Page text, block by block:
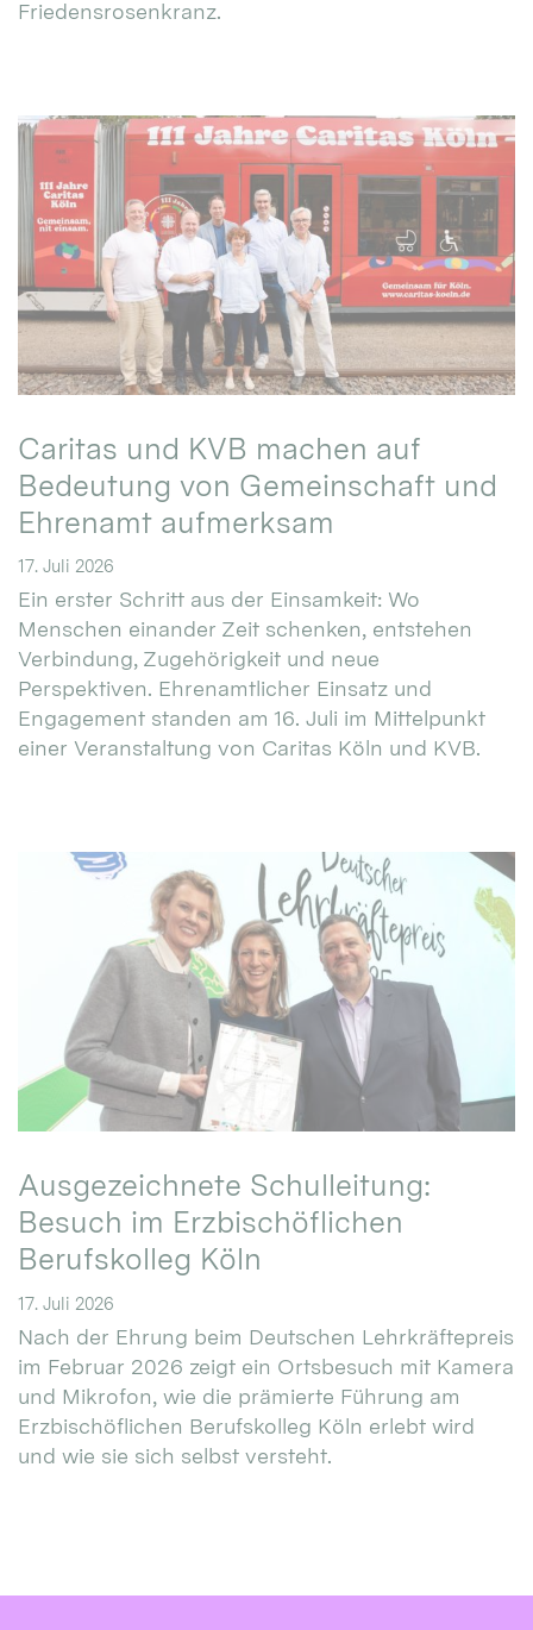
Friedensrosenkranz.
Caritas und KVB machen auf
Bedeutung von Gemeinschaft und
Ehrenamt aufmerksam
17. Juli 2026
Ein erster Schritt aus der Einsamkeit: Wo
Menschen einander Zeit schenken, entstehen
Verbindung, Zugehörigkeit und neue
Perspektiven. Ehrenamtlicher Einsatz und
Engagement standen am 16. Juli im Mittelpunkt
einer Veranstaltung von Caritas Köln und KVB.
Ausgezeichnete Schulleitung:
Besuch im Erzbischöflichen
Berufskolleg Köln
17. Juli 2026
Nach der Ehrung beim Deutschen Lehrkräftepreis
im Februar 2026 zeigt ein Ortsbesuch mit Kamera
und Mikrofon, wie die prämierte Führung am
Erzbischöflichen Berufskolleg Köln erlebt wird
und wie sie sich selbst versteht.